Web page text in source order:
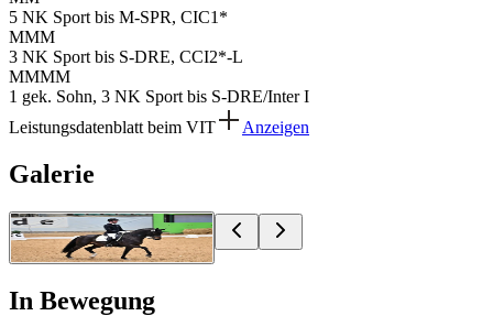
5 NK Sport bis M-SPR, CIC1*
MMM
3 NK Sport bis S-DRE, CCI2*-L
MMMM
1 gek. Sohn, 3 NK Sport bis S-DRE/Inter I
Leistungsdatenblatt beim VIT
Anzeigen
Galerie
Fotoagentur Dill
In Bewegung